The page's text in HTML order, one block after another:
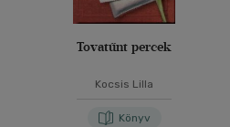
Tovatűnt percek
Kocsis Lilla
Könyv